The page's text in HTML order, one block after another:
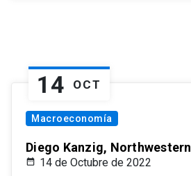
14 OCT
Macroeconomía
Diego Kanzig, Northwestern
14 de Octubre de 2022